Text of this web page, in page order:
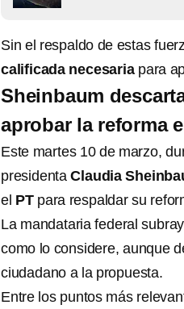
Sin el respaldo de estas
calificada necesariapara
Sheinbaum
aprobar la reforma
Este martes 10 de marzo,
presidentaClaudia
el PTpara respaldar su
La mandataria federal
como lo considere, aunque
ciudadano a la propuesta.
Entre los puntos más